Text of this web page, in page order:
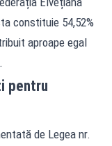
constituie 54,52%
aproape egal
pentru
de Legea nr.